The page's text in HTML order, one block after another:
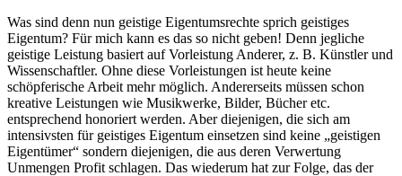
Was sind denn nun geistige Eigentumsrechte sprich geistiges
Eigentum? Für mich kann es das so nicht geben! Denn jegliche
geistige Leistung basiert auf Vorleistung Anderer, z. B. Künstler und
Wissenschaftler. Ohne diese Vorleistungen ist heute keine
schöpferische Arbeit mehr möglich. Andererseits müssen schon
kreative Leistungen wie Musikwerke, Bilder, Bücher etc.
entsprechend honoriert werden. Aber diejenigen, die sich am
intensivsten für geistiges Eigentum einsetzen sind keine „geistigen
Eigentümer“ sondern diejenigen, die aus deren Verwertung
Unmengen Profit schlagen. Das wiederum hat zur Folge, das der